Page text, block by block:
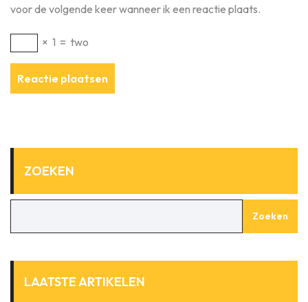
voor de volgende keer wanneer ik een reactie plaats.
× 1 = two
ZOEKEN
Zoeken
LAATSTE ARTIKELEN